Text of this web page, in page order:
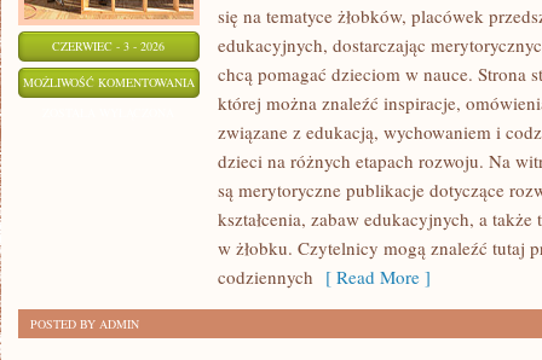
CZERWIEC - 3 - 2026
MOŻLIWOŚĆ KOMENTOWANIA NOWINKI
EDUKACYJNE
się na tematyce żłobków, placówek
edukacyjnych, dostarczając
chcą pomagać dzieciom w nauce. Strona
której można znaleźć inspiracje,
związane z edukacją, wychowaniem i
dzieci na różnych etapach rozwoju. Na
są merytoryczne publikacje dotyczące
kształcenia, zabaw edukacyjnych, a
w żłobku. Czytelnicy mogą znaleźć tutaj
codziennych [ Read More ]
POSTED BY ADMIN